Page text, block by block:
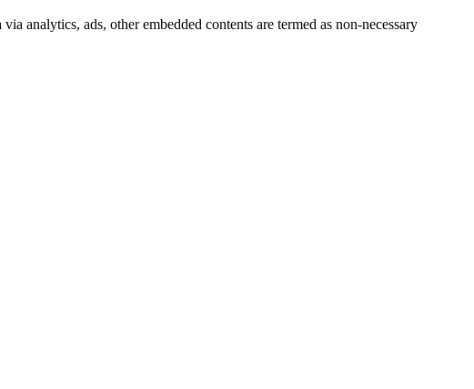
analytics, ads, other embedded contents are termed as non-necessary